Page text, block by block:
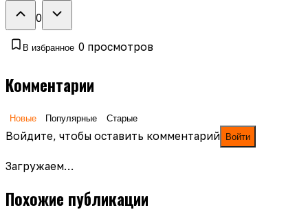
0
В избранное 0 просмотров
Комментарии
Новые Популярные Старые
Войдите, чтобы оставить комментарий Войти
Загружаем…
Похожие публикации